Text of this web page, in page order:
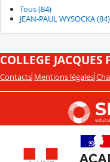
Tous (84)
JEAN-PAUL WYSOCKA (84)
COLLEGE JACQUES
Contacts Mentions légales